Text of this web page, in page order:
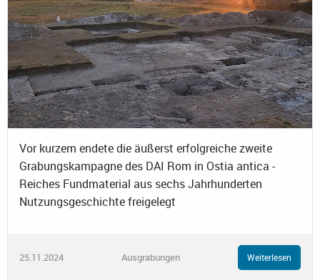
Vor kurzem endete die äußerst erfolgreiche zweite
Grabungskampagne des DAI Rom in Ostia antica -
Reiches Fundmaterial aus sechs Jahrhunderten
Nutzungsgeschichte freigelegt
25.11.2024 Ausgrabungen Weiterlesen